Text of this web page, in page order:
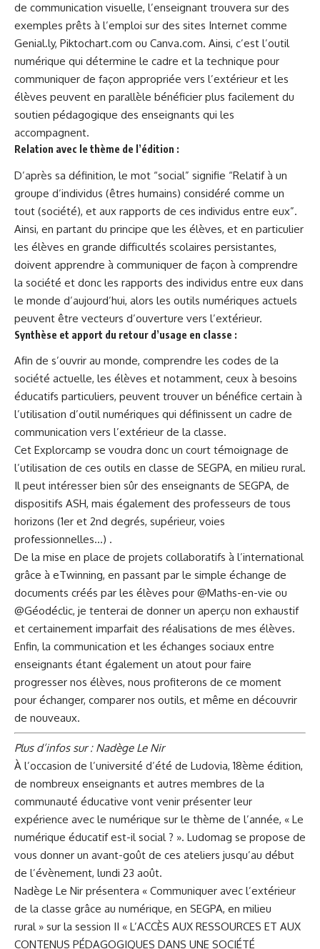
de communication visuelle, l’enseignant trouvera sur des
exemples prêts à l’emploi sur des sites Internet comme
Genial.ly, Piktochart.com ou Canva.com. Ainsi, c’est l’outil
numérique qui détermine le cadre et la technique pour
communiquer de façon appropriée vers l’extérieur et les
élèves peuvent en parallèle bénéficier plus facilement du
soutien pédagogique des enseignants qui les
accompagnent.
Relation avec le thème de l’édition :
D’après sa définition, le mot “social” signifie “Relatif à un
groupe d’individus (êtres humains) considéré comme un
tout (société), et aux rapports de ces individus entre eux”.
Ainsi, en partant du principe que les élèves, et en particulier
les élèves en grande difficultés scolaires persistantes,
doivent apprendre à communiquer de façon à comprendre
la société et donc les rapports des individus entre eux dans
le monde d’aujourd’hui, alors les outils numériques actuels
peuvent être vecteurs d’ouverture vers l’extérieur.
Synthèse et apport du retour d’usage en classe :
Afin de s’ouvrir au monde, comprendre les codes de la
société actuelle, les élèves et notamment, ceux à besoins
éducatifs particuliers, peuvent trouver un bénéfice certain à
l’utilisation d’outil numériques qui définissent un cadre de
communication vers l’extérieur de la classe.
Cet Explorcamp se voudra donc un court témoignage de
l’utilisation de ces outils en classe de SEGPA, en milieu rural.
Il peut intéresser bien sûr des enseignants de SEGPA, de
dispositifs ASH, mais également des professeurs de tous
horizons (1er et 2nd degrés, supérieur, voies
professionnelles…) .
De la mise en place de projets collaboratifs à l’international
grâce à eTwinning, en passant par le simple échange de
documents créés par les élèves pour @Maths-en-vie ou
@Géodéclic, je tenterai de donner un aperçu non exhaustif
et certainement imparfait des réalisations de mes élèves.
Enfin, la communication et les échanges sociaux entre
enseignants étant également un atout pour faire
progresser nos élèves, nous profiterons de ce moment
pour échanger, comparer nos outils, et même en découvrir
de nouveaux.
Plus d’infos sur : Nadège Le Nir
À l’occasion de l’université d’été de Ludovia, 18ème édition,
de nombreux enseignants et autres membres de la
communauté éducative vont venir présenter leur
expérience avec le numérique sur le thème de l’année, « Le
numérique éducatif est-il social ? ». Ludomag se propose de
vous donner un avant-goût de ces ateliers jusqu’au début
de l’évènement, lundi 23 août.
Nadège Le Nir présentera « Communiquer avec l’extérieur
de la classe grâce au numérique, en SEGPA, en milieu
rural » sur la session II « L’ACCÈS AUX RESSOURCES ET AUX
CONTENUS PÉDAGOGIQUES DANS UNE SOCIÉTÉ